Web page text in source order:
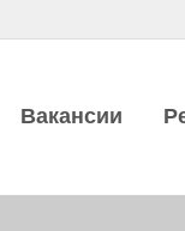
Вакансии